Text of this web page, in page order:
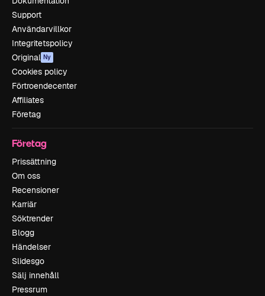
Support
Användarvillkor
Integritetspolicy
Original Ny
Cookies policy
Förtroendecenter
Affiliates
Företag
Företag
Prissättning
Om oss
Recensioner
Karriär
Söktrender
Blogg
Händelser
Slidesgo
Sälj innehåll
Pressrum